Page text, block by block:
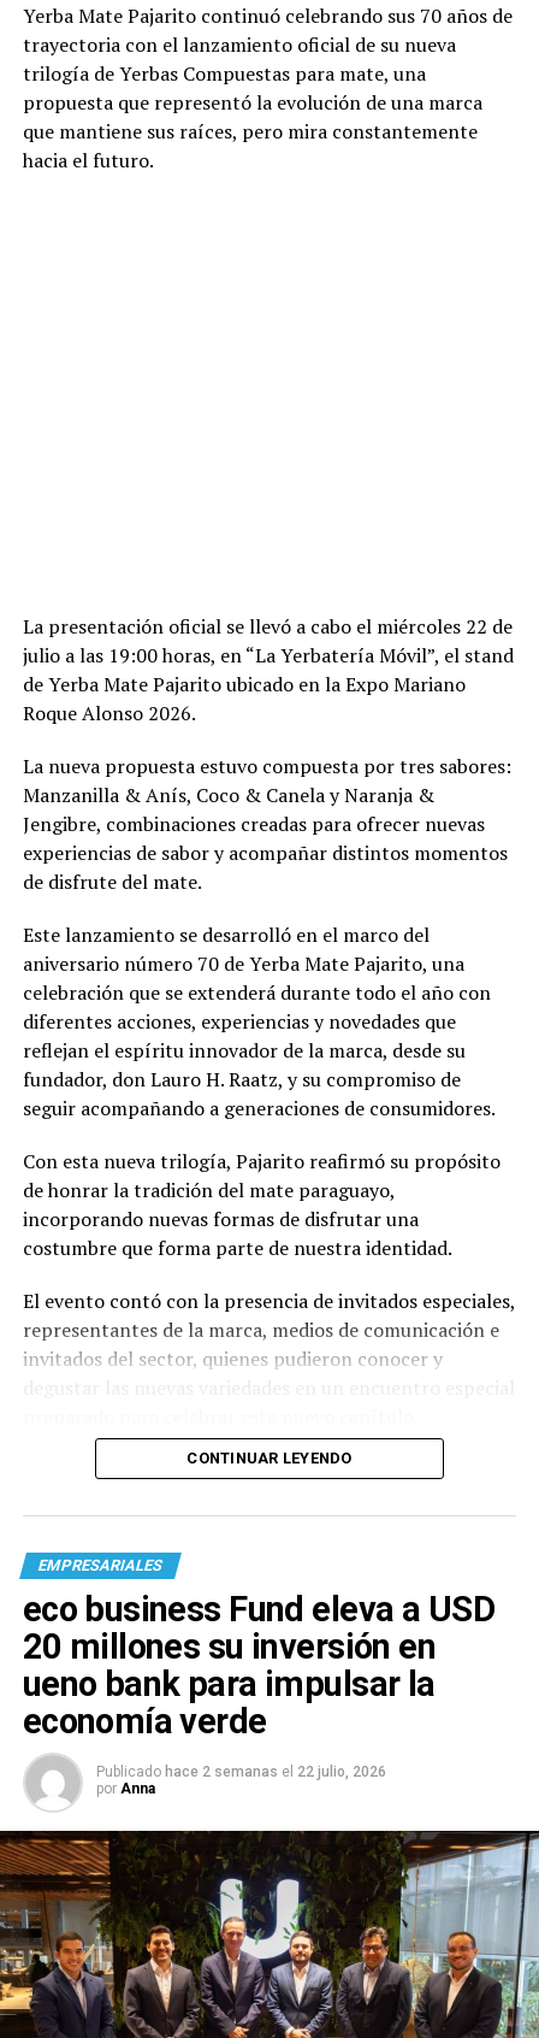
Yerba Mate Pajarito continuó celebrando sus 70 años de
trayectoria con el lanzamiento oficial de su nueva
trilogía de Yerbas Compuestas para mate, una
propuesta que representó la evolución de una marca
que mantiene sus raíces, pero mira constantemente
hacia el futuro.
La presentación oficial se llevó a cabo el miércoles 22 de
julio a las 19:00 horas, en “La Yerbatería Móvil”, el stand
de Yerba Mate Pajarito ubicado en la Expo Mariano
Roque Alonso 2026.
La nueva propuesta estuvo compuesta por tres sabores:
Manzanilla & Anís, Coco & Canela y Naranja &
Jengibre, combinaciones creadas para ofrecer nuevas
experiencias de sabor y acompañar distintos momentos
de disfrute del mate.
Este lanzamiento se desarrolló en el marco del
aniversario número 70 de Yerba Mate Pajarito, una
celebración que se extenderá durante todo el año con
diferentes acciones, experiencias y novedades que
reflejan el espíritu innovador de la marca, desde su
fundador, don Lauro H. Raatz, y su compromiso de
seguir acompañando a generaciones de consumidores.
Con esta nueva trilogía, Pajarito reafirmó su propósito
de honrar la tradición del mate paraguayo,
incorporando nuevas formas de disfrutar una
costumbre que forma parte de nuestra identidad.
El evento contó con la presencia de invitados especiales,
representantes de la marca, medios de comunicación e
invitados del sector, quienes pudieron conocer y
CONTINUAR LEYENDO
EMPRESARIALES
eco business Fund eleva a USD
20 millones su inversión en
ueno bank para impulsar la
economía verde
Publicado hace 2 semanas el 22 julio, 2026
por Anna